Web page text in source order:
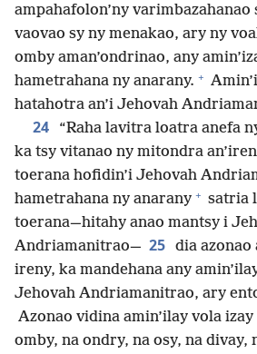
ampahafolon’ny varimbazahanao
vaovao sy ny menakao, ary ny
omby aman’ondrinao, any
hametrahana ny anarany. +
hatahotra an’i Jehovah
24
“Raha lavitra loatra anefa
ka tsy vitanao ny mitondra
toerana hofidin’i Jehovah
hametrahana ny anarany + satria
toerana—hitahy anao mantsy i
Andriamanitrao— 25 dia azonao
ireny, ka mandehana any
Jehovah Andriamanitrao, ary
Azonao vidina amin’ilay vola
omby, na ondry, na osy, na divay,